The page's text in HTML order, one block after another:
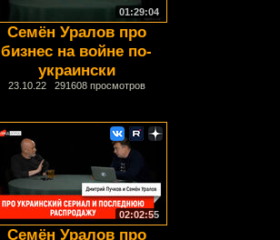
01:29:04
Семён Уралов про
бизнес на войне по-
украински
23.10.22 291608 просмотров
02:02:55
Семён Уралов про